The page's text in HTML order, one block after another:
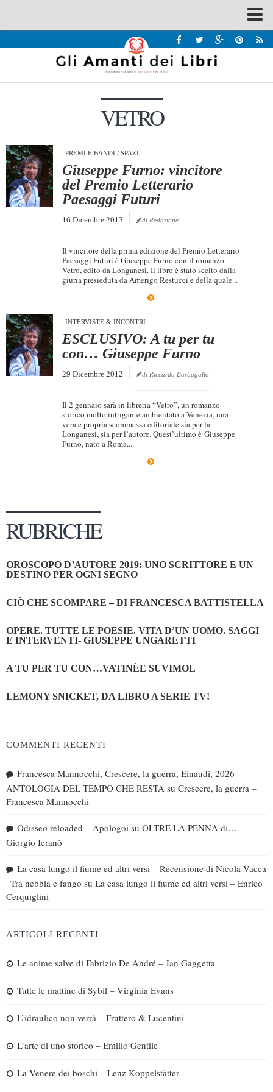
Recensioni
Interviste & Incontri
Chi siamo
Contatti
Eventi
Archivio
Autori
Generi
Partnership
Giallo Stresa
Salone di Torino
Marketing
VETRO
PREMI E BANDI / SPAZI
Giuseppe Furno: vincitore
del Premio Letterario
Paesaggi Futuri
16 Dicembre 2013 di Redazione
Il vincitore della prima edizione del Premio Letterario
Paesaggi Futuri è Giuseppe Furno con il romanzo
Vetro, edito da Longanesi. Il libro è stato scelto dalla
giuria presieduta da Amerigo Restucci e della quale...
INTERVISTE & INCONTRI
ESCLUSIVO: A tu per tu
con… Giuseppe Furno
29 Dicembre 2012 di Riccardo Barbagallo
Il 2 gennaio sarà in libreria “Vetro”, un romanzo
storico molto intrigante ambientato a Venezia, una
vera e propria scommessa editoriale sia per la
Longanesi, sia per l’autore. Quest’ultimo è Giuseppe
Furno, nato a Roma...
RUBRICHE
OROSCOPO D’AUTORE 2019: UNO SCRITTORE E UN
DESTINO PER OGNI SEGNO
CIÒ CHE SCOMPARE – DI FRANCESCA BATTISTELLA
OPERE. TUTTE LE POESIE. VITA D’UN UOMO. SAGGI
E INTERVENTI- GIUSEPPE UNGARETTI
A TU PER TU CON…VATINÈE SUVIMOL
LEMONY SNICKET, DA LIBRO A SERIE TV!
COMMENTI RECENTI
Francesca Mannocchi, Crescere, la guerra, Einaudi, 2026 –
ANTOLOGIA DEL TEMPO CHE RESTA su Crescere, la guerra –
Francesca Mannocchi
Odisseo reloaded – Apologoi su OLTRE LA PENNA di…
Giorgio Ieranò
La casa lungo il fiume ed altri versi – Recensione di Nicola Vacca
| Tra nebbia e fango su La casa lungo il fiume ed altri versi – Enrico
Cerquiglini
ARTICOLI RECENTI
Le anime salve di Fabrizio De André – Jan Gaggetta
Tutte le mattine di Sybil – Virginia Evans
L’idraulico non verrà – Fruttero & Lucentini
L’arte di uno storico – Emilio Gentile
La Venere dei boschi – Lenz Koppelstätter